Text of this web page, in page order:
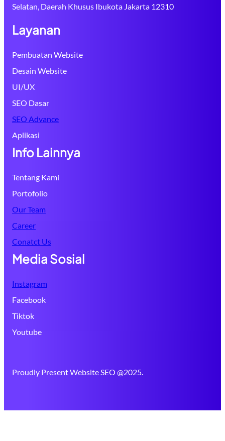
Selatan, Daerah Khusus Ibukota Jakarta 12310
Layanan
Pembuatan Website
Desain Website
UI/UX
SEO Dasar
SEO Advance
Aplikasi
Info Lainnya
Tentang Kami
Portofolio
Our Team
Career
Conatct Us
Media Sosial
Instagram
Facebook
Tiktok
Youtube
Proudly Present Website SEO @2025.